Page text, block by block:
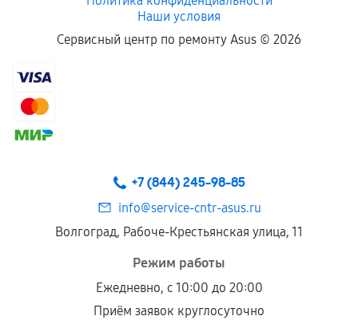
Наши условия
Сервисный центр по ремонту Asus © 2026
+7 (844) 245-98-85
info@service-cntr-asus.ru
Волгоград, Рабоче-Крестьянская улица, 11
Режим работы
Ежедневно, с 10:00 до 20:00
Приём заявок круглосуточно